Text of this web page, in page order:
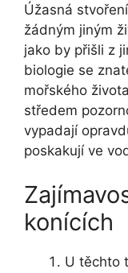
Úžasná
žádným jiným
jako by přišli z
biologie se
mořského
středem
vypadají
poskakují ve
konících
U těchto